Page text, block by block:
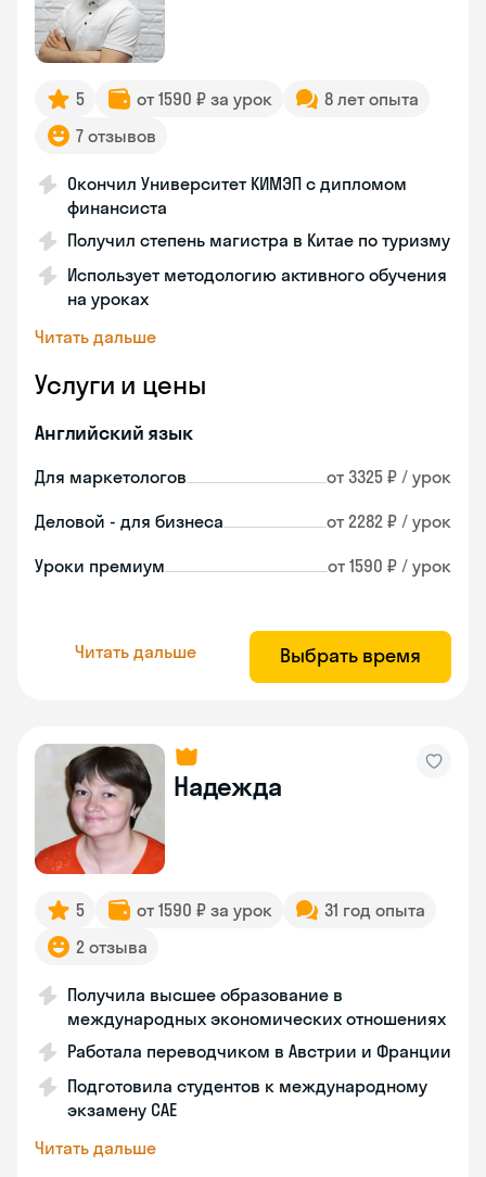
5 от 1590 ₽ за урок
8 лет опыта
7 отзывов
Окончил Университет КИМЭП с дипломом
финансиста
Получил степень магистра в Китае по туризму
Использует методологию активного обучения
на уроках
Читать дальше
Услуги и цены
Английский язык
Для маркетологов от 3325 ₽ / урок
Деловой - для бизнеса от 2282 ₽ / урок
Уроки премиум от 1590 ₽ / урок
Читать дальше Выбрать время
Надежда
5 от 1590 ₽ за урок
31 год опыта
2 отзыва
Получила высшее образование в
международных экономических отношениях
Работала переводчиком в Австрии и Франции
Подготовила студентов к международному
экзамену CAE
Читать дальше